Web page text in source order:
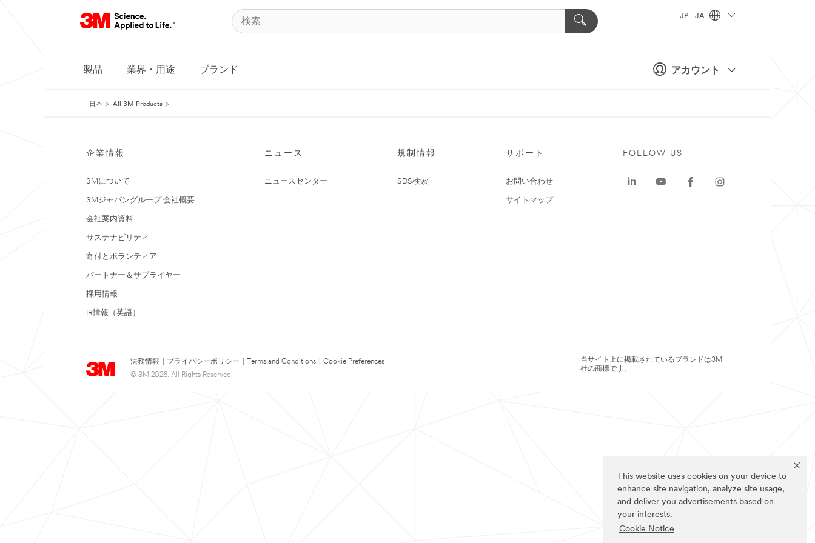
This website uses cookies on your device to
enhance site navigation, analyze site usage,
and deliver you advertisements based on
your interests.
Cookie Notice
アカウント
JP - JA
製品 業界・用途 ブランド
日本 All 3M Products
企業情報
3Mについて
3Mジャパングループ 会社概要
会社案内資料
サステナビリティ
寄付とボランティア
パートナー＆サプライヤー
採用情報
IR情報（英語）
ニュース
ニュースセンター
規制情報
SDS検索
サポート
お問い合わせ
サイトマップ
法務情報 プライバシーポリシー Terms and Conditions
Cookie Preferences
© 3M 2026. All Rights Reserved.
FOLLOW US
当サイト上に掲載されているブランドは3M
社の商標です。